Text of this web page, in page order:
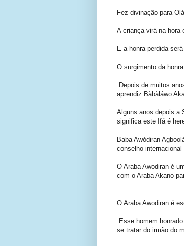
Fez divinação para
A criança virá na hora
E a honra perdida
O surgimento da
Depois de muitos
aprendiz Bàbàláwo
Alguns anos depois a
significa este Ifá é
Baba Awódiran
conselho internacional
O Araba Awodiran é
com o Araba Akano
O Araba Awodiran é
Esse homem
se tratar do irmão do